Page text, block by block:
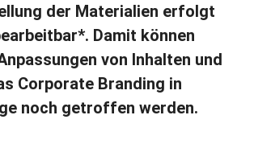
der Materialien erfolgt
Damit können
von Inhalten und
Corporate Branding in
noch getroffen werden.